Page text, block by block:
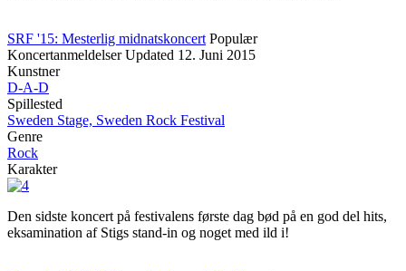
SRF '15: Mesterlig midnatskoncert Populær
Koncertanmeldelser Updated 12. Juni 2015
Kunstner
D-A-D
Spillested
Sweden Stage, Sweden Rock Festival
Genre
Rock
Karakter
Den sidste koncert på festivalens første dag bød på en god del hits,
eksamination af Stigs stand-in og noget med ild i!